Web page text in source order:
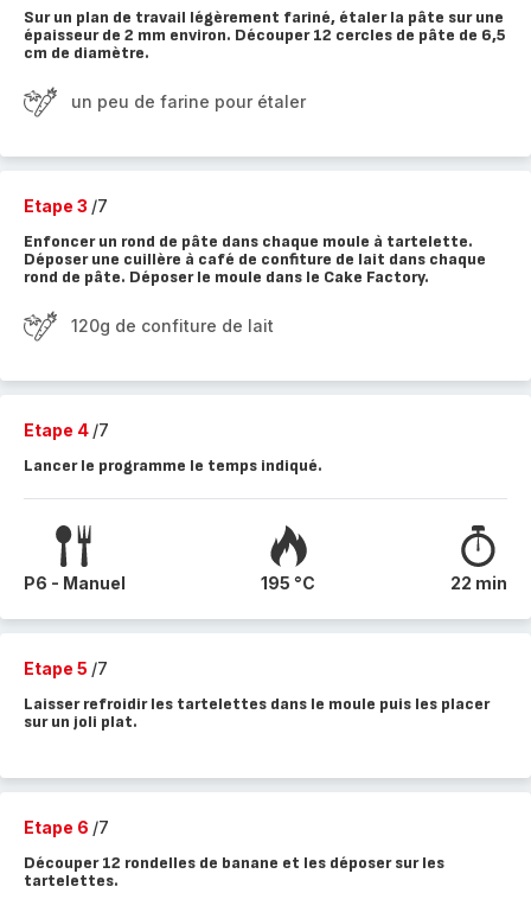
Sur un plan de travail légèrement fariné, étaler la pâte sur une
épaisseur de 2 mm environ. Découper 12 cercles de pâte de 6,5
cm de diamètre.
un peu de farine pour étaler
Etape 3 /7
Enfoncer un rond de pâte dans chaque moule à tartelette.
Déposer une cuillère à café de confiture de lait dans chaque
rond de pâte. Déposer le moule dans le Cake Factory.
120g de confiture de lait
Etape 4 /7
Lancer le programme le temps indiqué.
P6 - Manuel 195 °C 22 min
Etape 5 /7
Laisser refroidir les tartelettes dans le moule puis les placer
sur un joli plat.
Etape 6 /7
Découper 12 rondelles de banane et les déposer sur les
tartelettes.